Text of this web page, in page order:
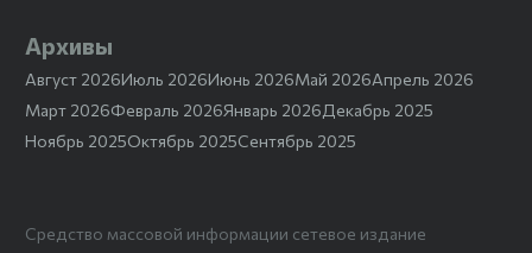
Архивы
Август 2026Июль 2026Июнь 2026Май 2026Апрель 2026
Март 2026Февраль 2026Январь 2026Декабрь 2025
Ноябрь 2025Октябрь 2025Сентябрь 2025
Средство массовой информации сетевое издание